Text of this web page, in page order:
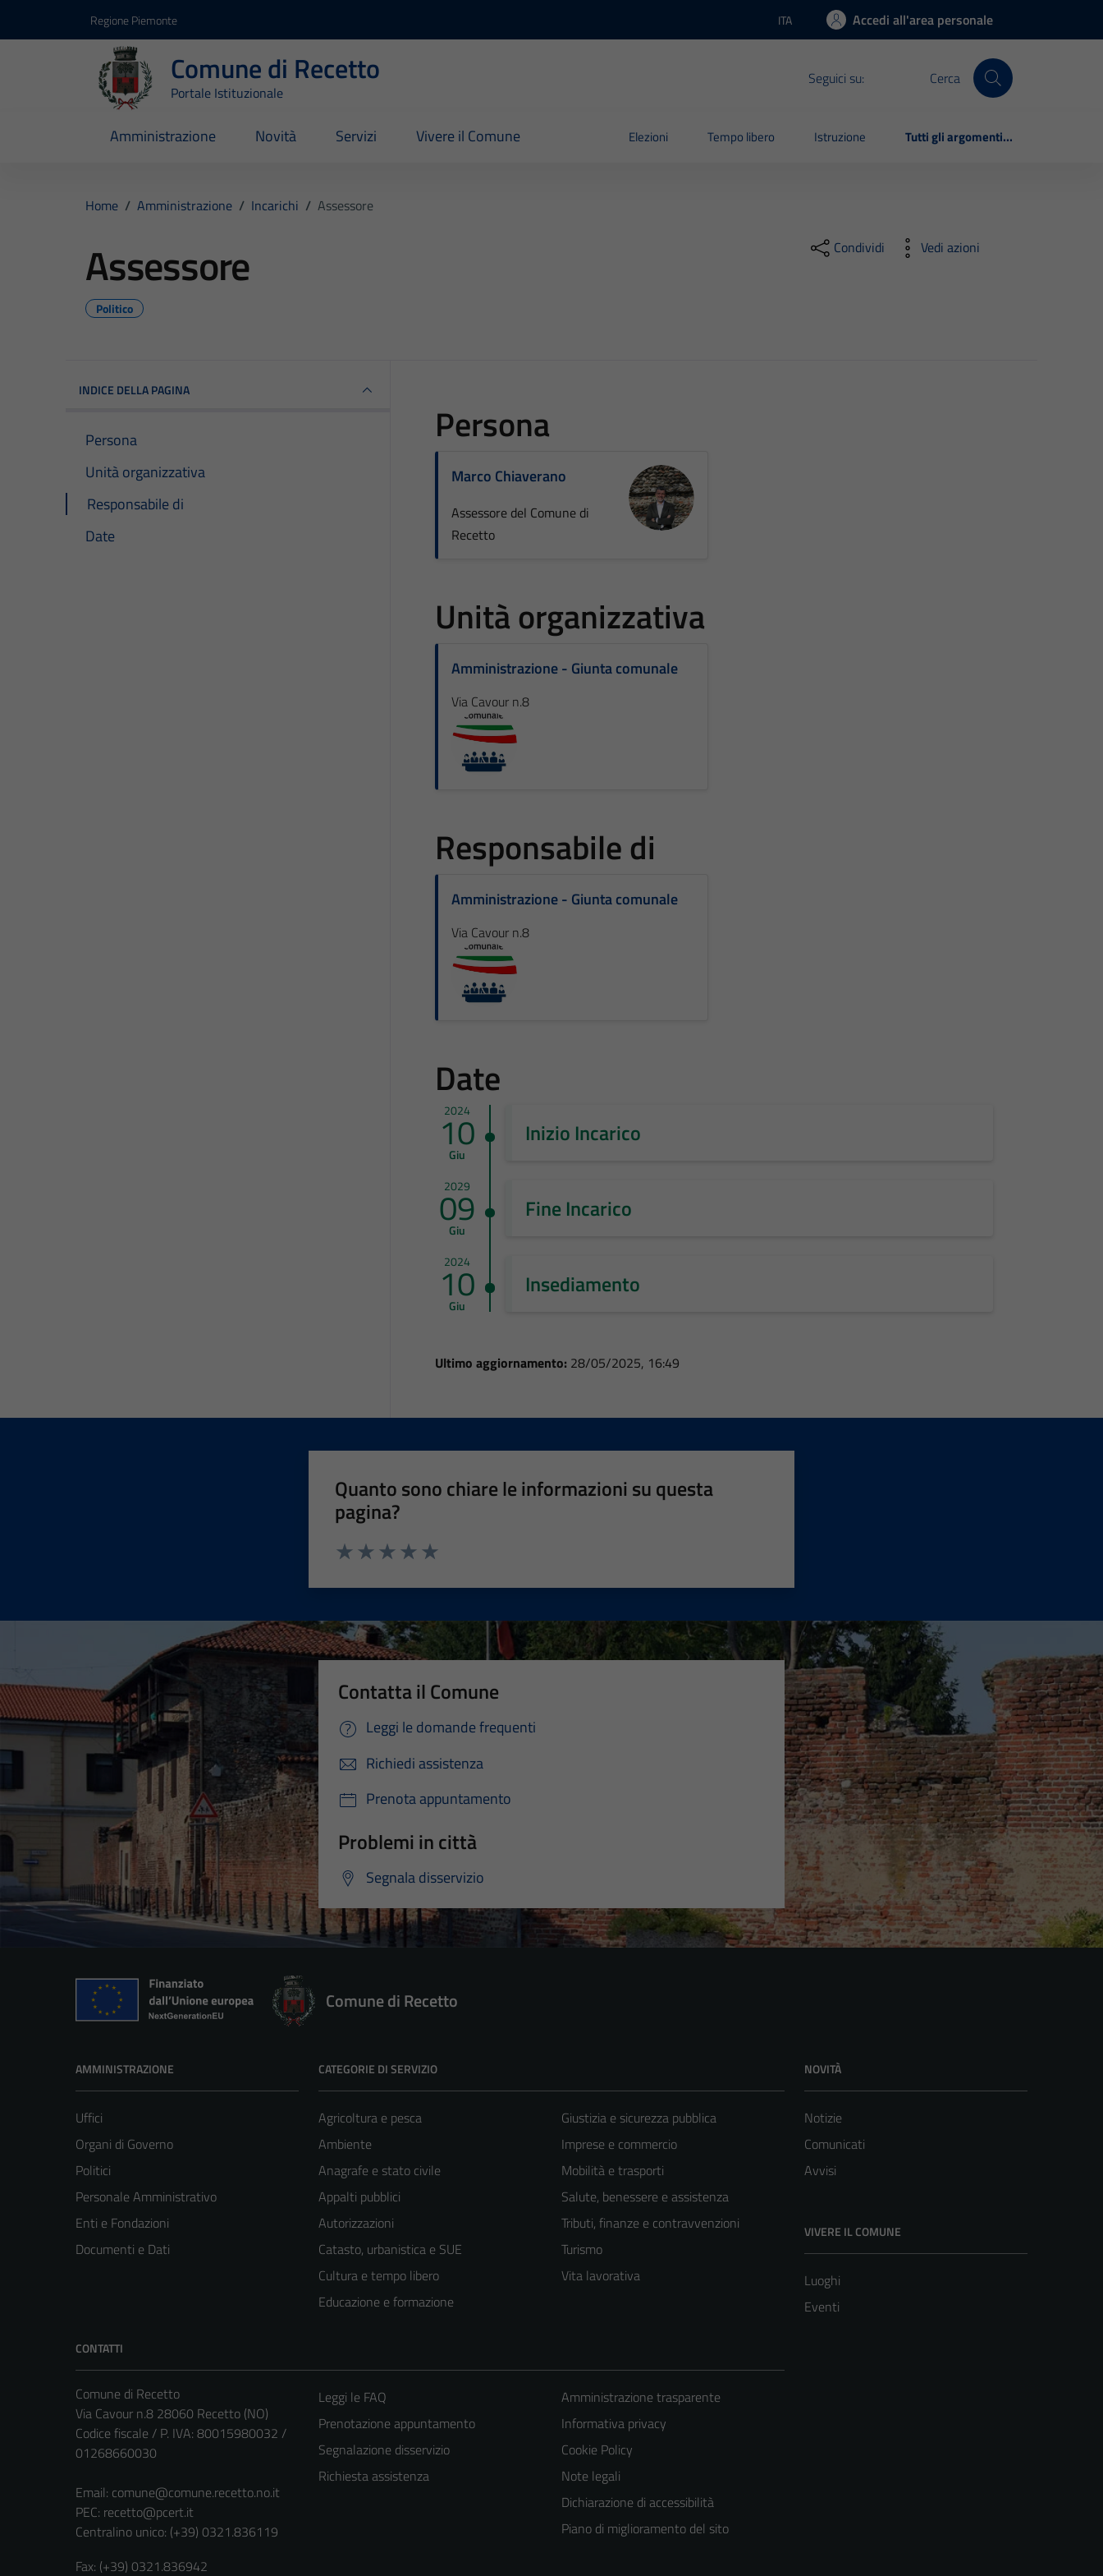
Regione Piemonte Lingua attiva:
ITA Accedi all'area personale
Comune di Recetto
Portale Istituzionale
Seguici su: Cerca
Amministrazione Novità Servizi Vivere il Comune Elezioni Tempo libero Istruzione Tutti gli argomenti...
Home / Amministrazione / Incarichi / Assessore
Assessore
Politico
Condividi Vedi azioni
INDICE DELLA PAGINA
Persona
Unità organizzativa
Responsabile di
Date
Persona
Marco Chiaverano
Assessore del Comune di
Recetto
Unità organizzativa
Amministrazione - Giunta comunale
Via Cavour n.8
Responsabile di
Amministrazione - Giunta comunale
Via Cavour n.8
Date
2024
10
Giu
Inizio Incarico
2029
09
Giu
Fine Incarico
2024
10
Giu
Insediamento
Ultimo aggiornamento: 28/05/2025, 16:49
Quanto sono chiare le informazioni su questa
pagina?
Contatta il Comune
Leggi le domande frequenti
Richiedi assistenza
Prenota appuntamento
Problemi in città
Segnala disservizio
Comune di Recetto
AMMINISTRAZIONE
Uffici
Organi di Governo
Politici
Personale Amministrativo
Enti e Fondazioni
Documenti e Dati
CATEGORIE DI SERVIZIO
Agricoltura e pesca
Ambiente
Anagrafe e stato civile
Appalti pubblici
Autorizzazioni
Catasto, urbanistica e SUE
Cultura e tempo libero
Educazione e formazione
Giustizia e sicurezza pubblica
Imprese e commercio
Mobilità e trasporti
Salute, benessere e assistenza
Tributi, finanze e contravvenzioni
Turismo
Vita lavorativa
NOVITÀ
Notizie
Comunicati
Avvisi
VIVERE IL COMUNE
Luoghi
Eventi
CONTATTI
Comune di Recetto
Via Cavour n.8 28060 Recetto (NO)
Codice fiscale / P. IVA: 80015980032 /
01268660030
Email: comune@comune.recetto.no.it
PEC: recetto@pcert.it
Centralino unico: (+39) 0321.836119
Fax: (+39) 0321.836942
Leggi le FAQ
Prenotazione appuntamento
Segnalazione disservizio
Richiesta assistenza
Amministrazione trasparente
Informativa privacy
Cookie Policy
Note legali
Dichiarazione di accessibilità
Piano di miglioramento del sito